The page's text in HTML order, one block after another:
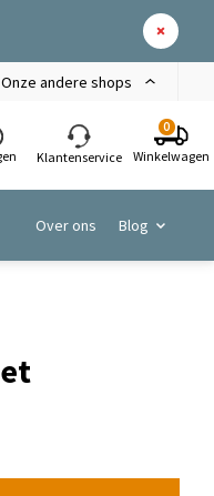
Onze andere shops
Klantenservice
0
Winkelwagen
Over ons Blog